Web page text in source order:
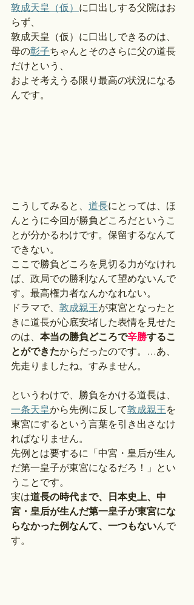
敦成天皇（仮） に口出しする父院はお
らず、
敦成天皇（仮）に口出しできるのは、
母の彰子ちゃんとそのさらに父の道長
だけという、
およそ考えうる限り最高の状況になる
んです。
こうしてみると、 道長にとっては、ほ
んとうに今回が勝負どころだというこ
とが分かるわけです。保留するなんて
できない。
ここで勝負どころを見切る力がなけれ
ば、政局での勝利なんて望めないんで
す。最高権力者なんかなれない。
ドラマで、 敦成親王が東宮となったと
きに道長が心底安堵した表情を見せた
のは、 本当の勝負どころで辛勝するこ
とができたからだったのです。…あ、
先走りましたね。すみません。
というわけで、勝負をかける道長は、
一条天皇から先例に反して敦成親王を
東宮にするという言葉を引き出さなけ
ればなりません。
先例とは要するに「中宮・皇后が生ん
だ第一皇子が東宮になるだろ！」とい
うことです。
実は道長の時代まで、日本史上、中
宮・皇后が生んだ第一皇子が東宮にな
らなかった例なんて、一つもないんで
す。